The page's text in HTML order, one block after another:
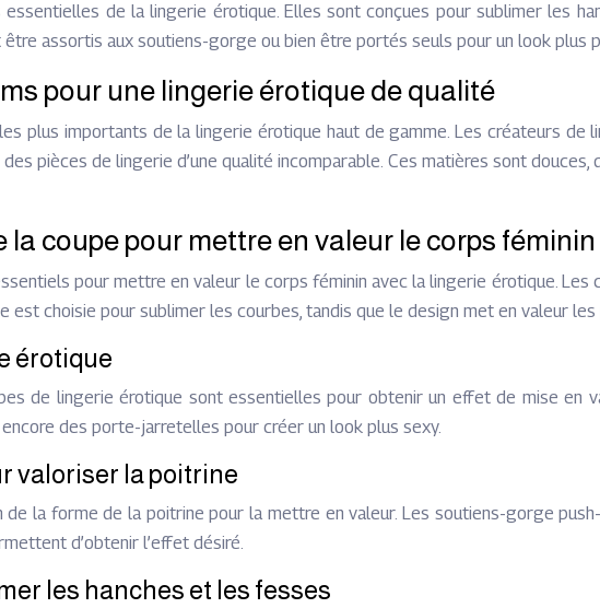
de la lingerie érotique. Elles sont conçues pour sublimer les
assortis aux soutiens-gorge ou bien être portés seuls pour un look plus
pour une lingerie érotique de qualité
plus importants de la lingerie érotique haut de gamme. Les créateurs
pièces de lingerie d’une qualité incomparable. Ces matières sont
coupe pour mettre en valeur le corps féminin
pour mettre en valeur le corps féminin avec la lingerie érotique.
est choisie pour sublimer les courbes, tandis que le design met en valeur
érotique
de lingerie érotique sont essentielles pour obtenir un effet de mise en
des porte-jarretelles pour créer un look plus sexy.
valoriser la poitrine
la forme de la poitrine pour la mettre en valeur. Les soutiens-gorge
d’obtenir l’effet désiré.
les hanches et les fesses